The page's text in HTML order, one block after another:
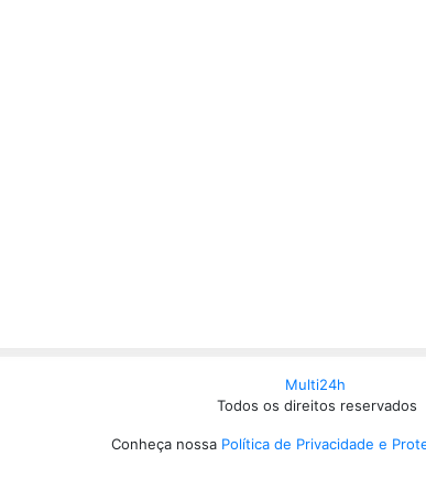
Multi24h
Todos os direitos reservados
Conheça nossa Política de Privacidade e